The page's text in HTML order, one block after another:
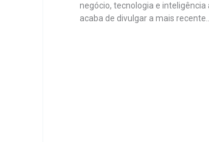
negócio, tecnologia e inteligência
acaba de divulgar a mais